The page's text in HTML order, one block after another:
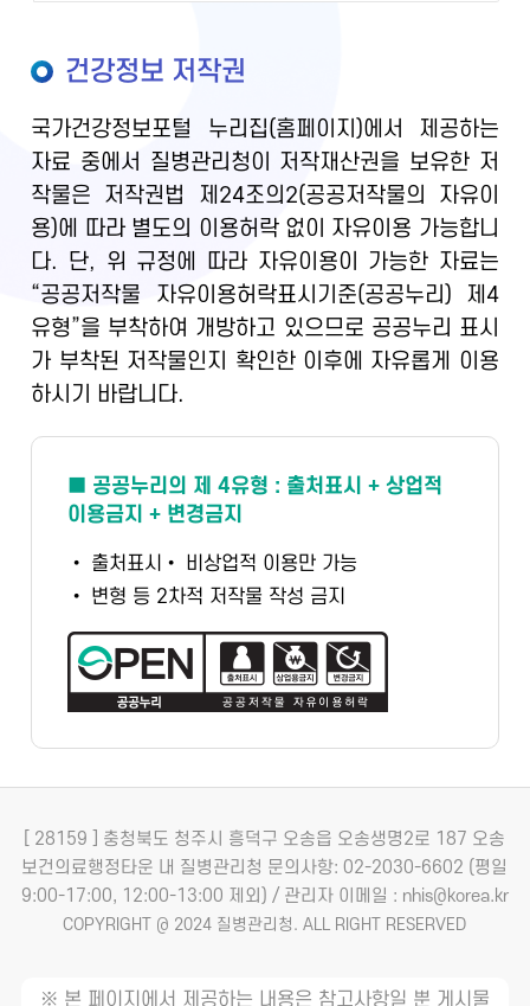
건강정보 저작권
국가건강정보포털 누리집(홈페이지)에서 제공하는
자료 중에서 질병관리청이 저작재산권을 보유한 저
작물은 저작권법 제24조의2(공공저작물의 자유이
용)에 따라 별도의 이용허락 없이 자유이용 가능합니
다. 단, 위 규정에 따라 자유이용이 가능한 자료는
“공공저작물 자유이용허락표시기준(공공누리) 제4
유형”을 부착하여 개방하고 있으므로 공공누리 표시
가 부착된 저작물인지 확인한 이후에 자유롭게 이용
하시기 바랍니다.
■ 공공누리의 제 4유형 : 출처표시 + 상업적
이용금지 + 변경금지
• 출처표시 • 비상업적 이용만 가능
• 변형 등 2차적 저작물 작성 금지
[ 28159 ] 충청북도 청주시 흥덕구 오송읍 오송생명2로 187 오송
보건의료행정타운 내 질병관리청 문의사항: 02-2030-6602 (평일
9:00-17:00, 12:00-13:00 제외) / 관리자 이메일 : nhis@korea.kr
COPYRIGHT @ 2024 질병관리청. ALL RIGHT RESERVED
※ 본 페이지에서 제공하는 내용은 참고사항일 뿐 게시물